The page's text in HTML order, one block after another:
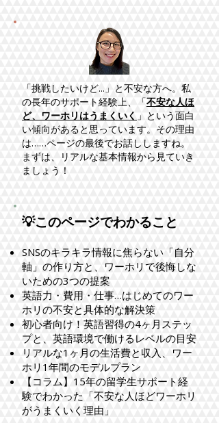
「挑戦したいけど...」と不安な方へ。私
の長年のサポート経験上、「不安な人ほ
ど、ワーホリはうまくいく 」という面白
い傾向があると思っています。その理由
は……ページの最後でお話ししますね。
まずは、リアルな基本情報から見ていき
ましょう！
💡このページでわかること
SNSのキラキラ情報に焦らない「自分
軸」の作り方と、ワーホリで後悔しな
いための3つの提案
英語力・費用・仕事…はじめてのワー
ホリの不安と具体的な解決策
初心者向け！英語習得の4ヶ月ステッ
プと、英語環境で働けるレベルの目安
リアルな1ヶ月の生活費と収入、ワー
ホリ1年間のモデルプラン
【コラム】15年の留学生サポート経
験でわかった「不安な人ほどワーホリ
がうまくいく理由」